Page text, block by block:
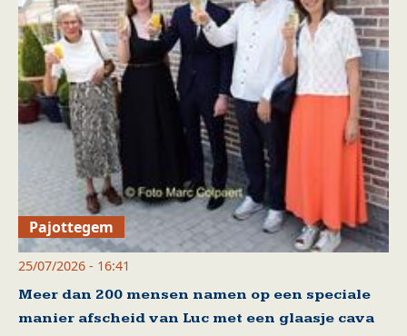
Pajottegem
25/07/2026 - 16:41
Meer dan 200 mensen namen op een speciale
manier afscheid van Luc met een glaasje cava